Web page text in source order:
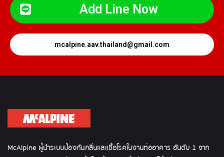
Add Line Now
mcalpine.aav.thailand@gmail.com
McAlpine ผู้นำระบบป้องกันกลิ่นและเชื้อโรคในงานท่ออาคาร อันดับ 1 จาก